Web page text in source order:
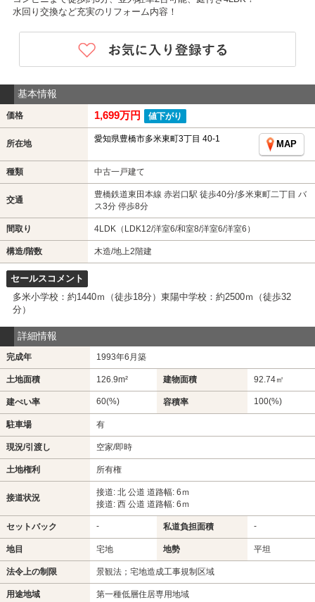
水回り交換など充実のリフォーム内容！
基本情報
価格 1,699万円 値下がり
所在地 愛知県豊橋市多米東町3丁目 40-1
MAP
種類 中古一戸建て
交通
豊橋鉄道東田本線 赤岩口駅 徒歩40分/多米東町二丁目 バ
ス3分 停歩8分
間取り 4LDK（LDK12/洋室6/和室8/洋室6/洋室6）
構造/階数 木造/地上2階建
セールスコメント
多米小学校：約1440ｍ（徒歩18分）東陽中学校：約2500ｍ（徒歩32
分）
詳細情報
完成年 1993年6月築
土地面積 126.9m² 建物面積 92.74㎡
建ぺい率 60(%) 容積率 100(%)
駐車場 有
現況/引渡し 空家/即時
土地権利 所有権
接道状況
接道: 北 公道 道路幅: 6ｍ
接道: 西 公道 道路幅: 6ｍ
セットバック - 私道負担面積 -
地目 宅地 地勢 平坦
法令上の制限 景観法；宅地造成工事規制区域
用途地域 第一種低層住居専用地域